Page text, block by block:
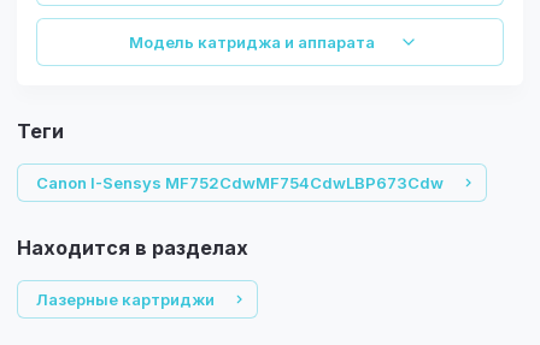
Модель катриджа и аппарата
теги
Canon I-Sensys MF752CdwMF754CdwLBP673Cdw
Находится в разделах
Лазерные картриджи